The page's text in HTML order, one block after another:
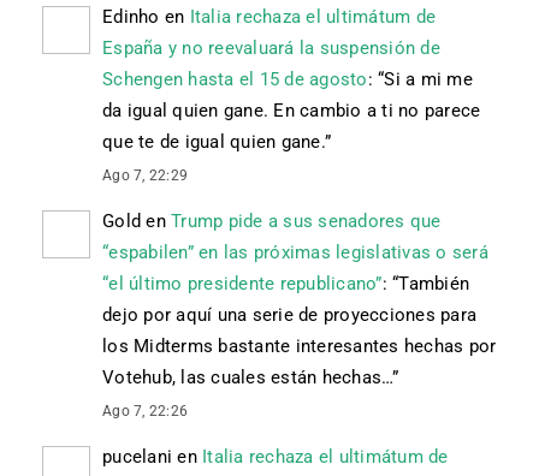
Edinho en Italia rechaza el ultimátum de
España y no reevaluará la suspensión de
Schengen hasta el 15 de agosto: “Si a mi me
da igual quien gane. En cambio a ti no parece
que te de igual quien gane.”
Ago 7, 22:29
Gold en Trump pide a sus senadores que
“espabilen” en las próximas legislativas o será
“el último presidente republicano”: “También
dejo por aquí una serie de proyecciones para
los Midterms bastante interesantes hechas por
Votehub, las cuales están hechas…”
Ago 7, 22:26
pucelani en Italia rechaza el ultimátum de